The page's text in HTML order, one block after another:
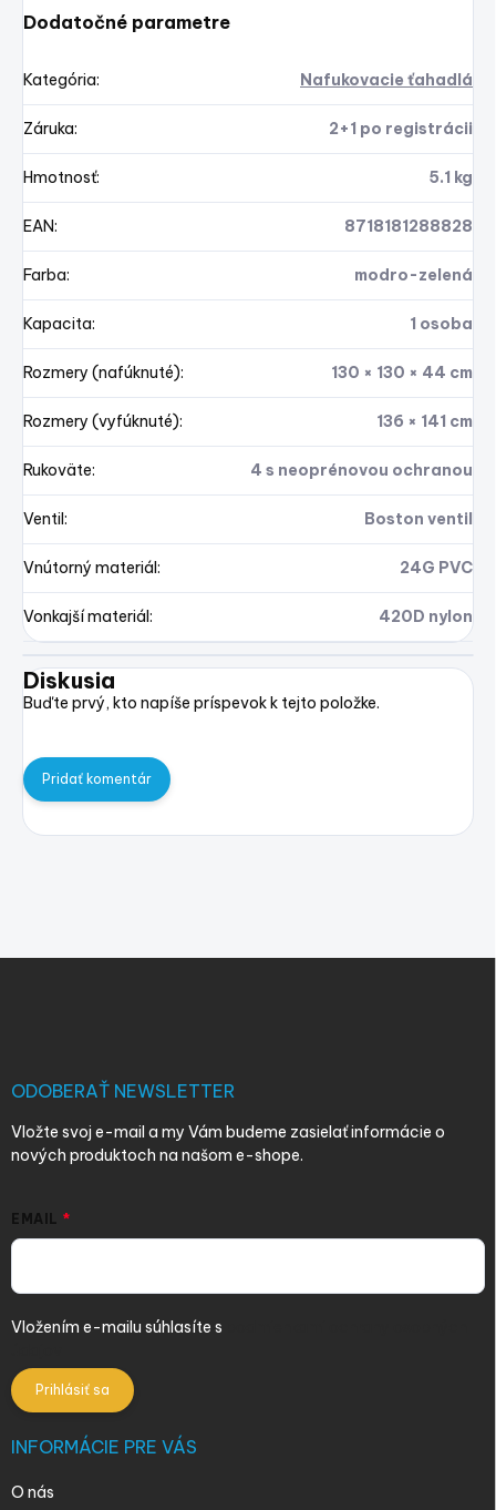
Dodatočné parametre
Kategória: Nafukovacie ťahadlá
Záruka: 2+1 po registrácii
Hmotnosť: 5.1 kg
EAN: 8718181288828
Farba: modro-zelená
Kapacita: 1 osoba
Rozmery (nafúknuté): 130 × 130 × 44 cm
Rozmery (vyfúknuté): 136 × 141 cm
Rukoväte: 4 s neoprénovou ochranou
Ventil : Boston ventil
Vnútorný materiál : 24G PVC
Vonkajší materiál : 420D nylon
Diskusia
Buďte prvý, kto napíše príspevok k tejto položke.
Pridať komentár
ODOBERAŤ NEWSLETTER
Vložte svoj e-mail a my Vám budeme zasielať informácie o
nových produktoch na našom e-shope.
EMAIL
Vložením e-mailu súhlasíte s
Prihlásiť sa
INFORMÁCIE PRE VÁS
O nás